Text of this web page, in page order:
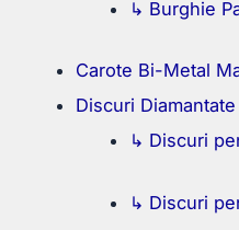
↳ Burghie
Carote Bi-Metal
Discuri Diamantate
↳ Discuri
↳ Discuri